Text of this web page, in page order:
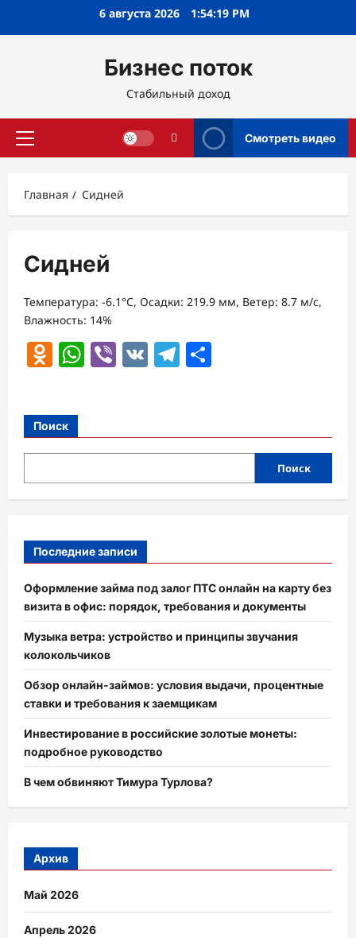
6 августа 2026 1:54:19 PM
Бизнес поток
Стабильный доход
Основное
Смотреть видео
Главная Сидней
Сидней
Температура: -6.1°C, Осадки: 219.9 мм, Ветер: 8.7 м/с,
Влажность: 14%
Odnoklassniki
WhatsApp
Viber
VK Telegram
Поиск
Поиск
Последние записи
Оформление займа под залог ПТС онлайн на карту без
визита в офис: порядок, требования и документы
Музыка ветра: устройство и принципы звучания
колокольчиков
Обзор онлайн-займов: условия выдачи, процентные
ставки и требования к заемщикам
Инвестирование в российские золотые монеты:
подробное руководство
В чем обвиняют Тимура Турлова?
Архив
Май 2026
Апрель 2026